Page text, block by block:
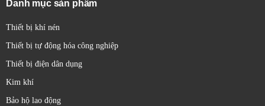
Danh mục sản phẩm
Thiết bị khí nén
Thiết bị tự động hóa công nghiệp
Thiết bị điện dân dụng
Kim khí
Bảo hộ lao động